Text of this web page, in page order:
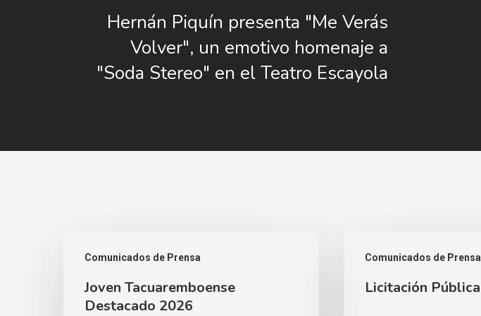
Hernán Piquín presenta "Me Verás
Volver", un emotivo homenaje a
"Soda Stereo" en el Teatro Escayola
Comunicados de Prensa
Tacuaremboense
Destacado
2026
Joven Tacuaremboense
Destacado 2026
Comunicados de Prensa
Pública
Licitación Pública